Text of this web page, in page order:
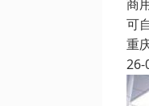
商
可
重
26-